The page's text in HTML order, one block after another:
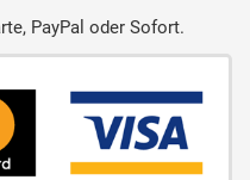
PayPal oder Sofort.